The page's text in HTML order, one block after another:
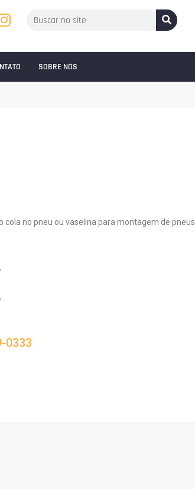
SOBRE NÓS
cola no pneu ou vaselina para montagem de pneus.
0333